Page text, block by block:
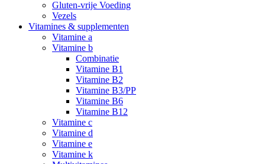
Gluten-vrije Voeding
Vezels
Vitamines & supplementen
Vitamine a
Vitamine b
Combinatie
Vitamine B1
Vitamine B2
Vitamine B3/PP
Vitamine B6
Vitamine B12
Vitamine c
Vitamine d
Vitamine e
Vitamine k